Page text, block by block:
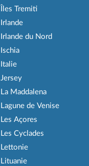
Îles Tremiti
Irlande
Irlande du Nord
Ischia
Italie
Jersey
La Maddalena
Lagune de Venise
Les Açores
Les Cyclades
Lettonie
Lituanie